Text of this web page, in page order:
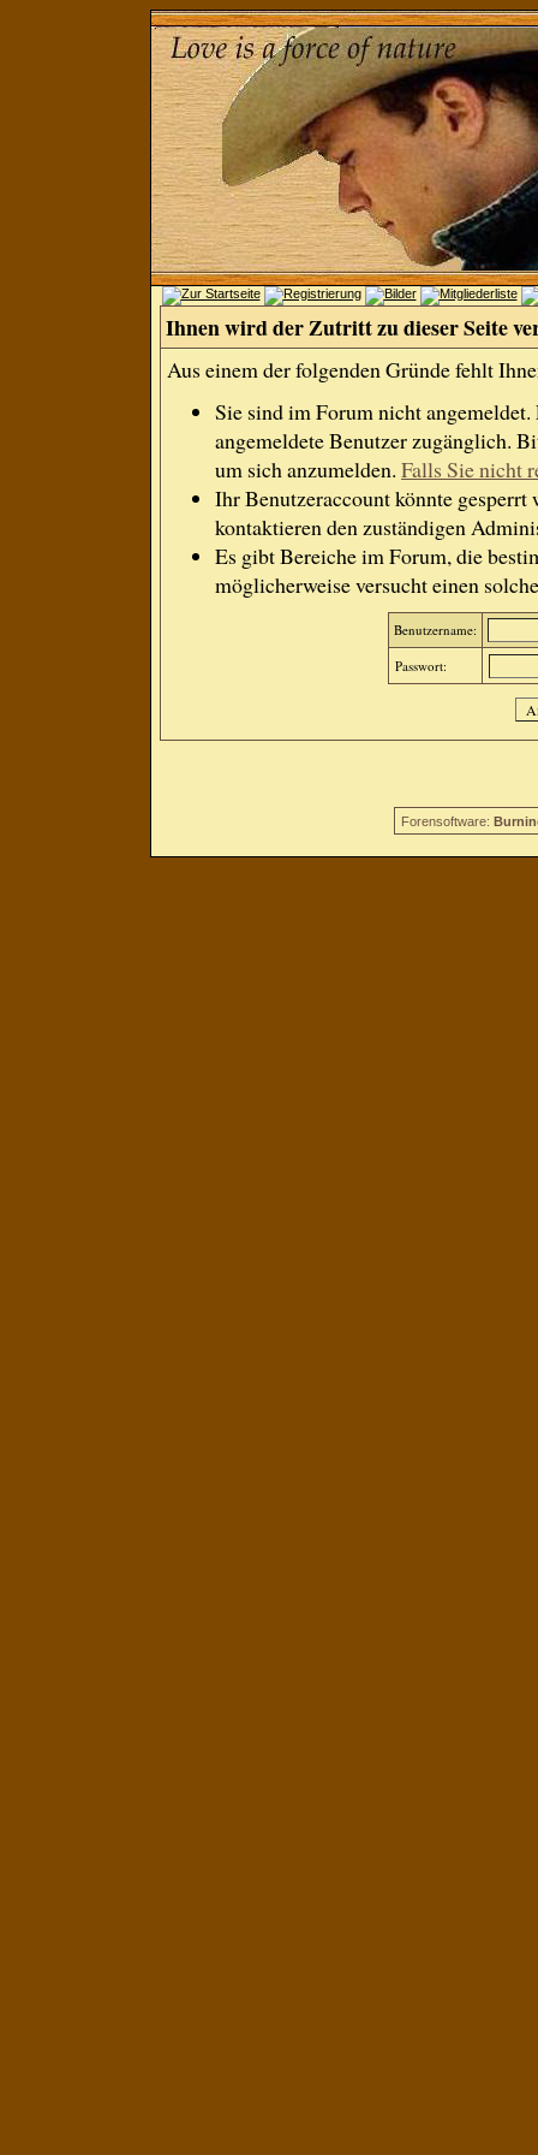
Ihnen wird der Zutritt zu dieser Seite
Aus einem der folgenden Gründe fehlt
Sie sind im Forum nicht
angemeldete Benutzer zugänglich.
um sich anzumelden. Falls Sie nicht
Ihr Benutzeraccount könnte gesperrt
kontaktieren den zuständigen
Es gibt Bereiche im Forum, die
möglicherweise versucht einen
Benutzername:
Passwort:
Forensoftware: